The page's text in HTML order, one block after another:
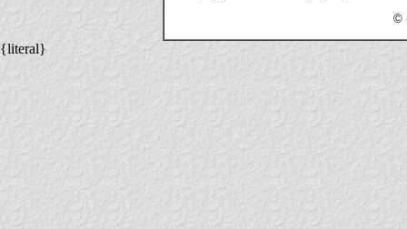
©
{literal}